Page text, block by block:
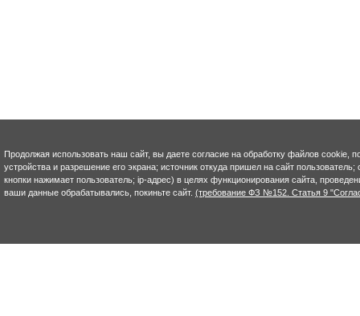
Продолжая использовать наш сайт, вы даете согласие на обработку файлов
устройства и разрешение его экрана; источник откуда пришел на сайт
кнопки нажимает пользователь; ip-адрес) в целях функционирования сайта,
ваши данные обрабатывались, покиньте сайт. (требование ФЗ №152. Статья 9